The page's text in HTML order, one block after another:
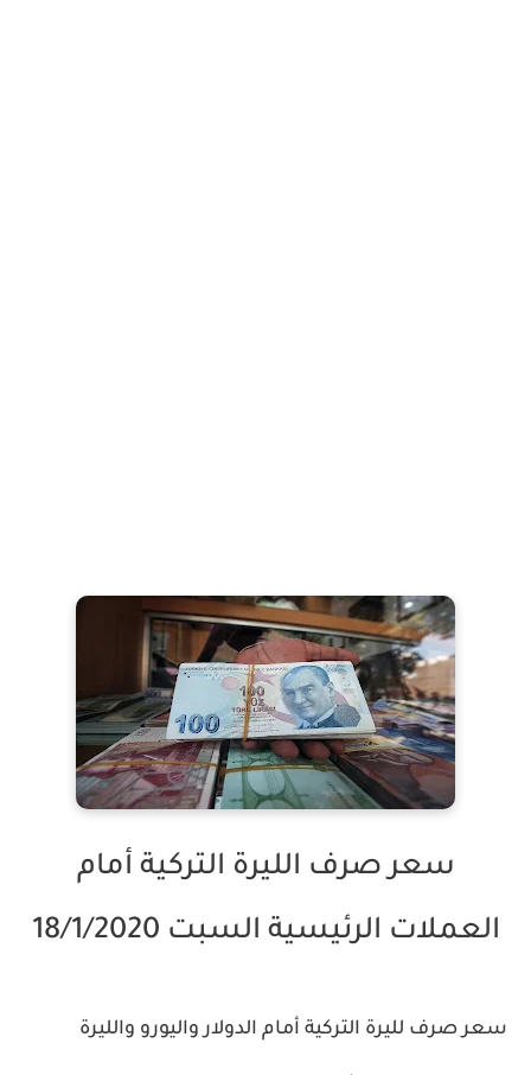
سعر صرف الليرة التركية أمام
العملات الرئيسية السبت 18/1/2020
سعر صرف لليرة التركية أمام الدولار واليورو والليرة